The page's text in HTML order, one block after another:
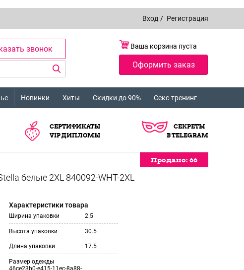
Вход / Регистрация
звонок Ваша корзина пуста
Оформить заказ
Новинки Хиты Скидки до 90% Секс-тренинг
СЕРТИФИКАТЫ
VIP ДИПЛОМЫ
СЕКРЕТЫ
В TELEGRAM
Продано: 66
Продано: 66
Продано: 66
Характеристики товара
Ширина упаковки 2.5
Высота упаковки 30.5
Длина упаковки 17.5
Размер одежды